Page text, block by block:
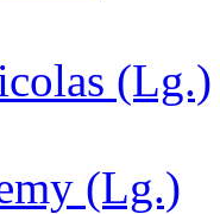
(Lg.)
(Lg.)